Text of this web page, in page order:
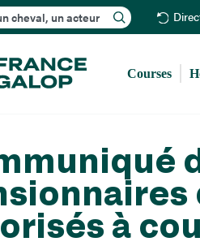
Rechercher
Courses
à